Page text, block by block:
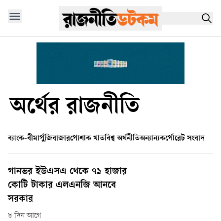
অর্থের রাজনীতি
ব্যাংক-বীমাপুঁজিবাজারপোশাক খাতবিশ্ব অর্থনীতিঅন্যান্যকর্পোরেট সংবাদ
গানভর ইউএসএ থেকে ৭১ হাজার
কোটি টাকার এলএনজি আনবে
সরকার
৮ দিন আগে